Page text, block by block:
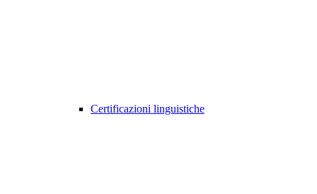
Certificazioni linguistiche